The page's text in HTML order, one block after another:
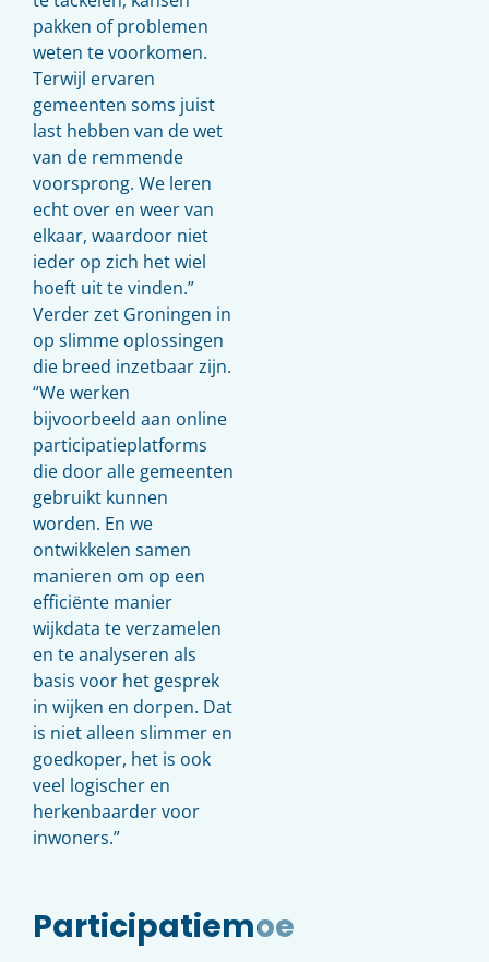
pakken of problemen
weten te voorkomen.
Terwijl ervaren
gemeenten soms juist
last hebben van de wet
van de remmende
voorsprong. We leren
echt over en weer van
elkaar, waardoor niet
ieder op zich het wiel
hoeft uit te vinden.”
Verder zet Groningen in
op slimme oplossingen
die breed inzetbaar zijn.
“We werken
bijvoorbeeld aan online
participatieplatforms
die door alle gemeenten
gebruikt kunnen
worden. En we
ontwikkelen samen
manieren om op een
efficiënte manier
wijkdata te verzamelen
en te analyseren als
basis voor het gesprek
in wijken en dorpen. Dat
is niet alleen slimmer en
goedkoper, het is ook
veel logischer en
herkenbaarder voor
inwoners.”
Participatiemoe